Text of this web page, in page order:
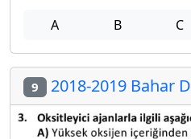
A B C
9 2018-2019 Bahar